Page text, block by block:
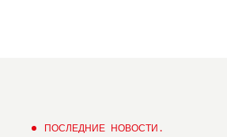
ПОСЛЕДНИЕ НОВОСТИ.